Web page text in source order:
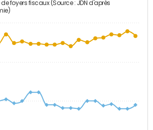
foyers fiscaux (Source : JDN d'après